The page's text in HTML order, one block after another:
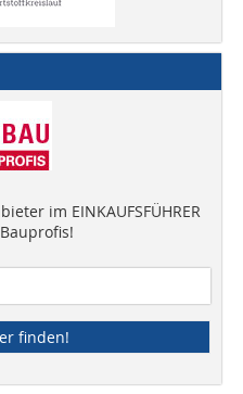
im EINKAUFSFÜHRER
finden!